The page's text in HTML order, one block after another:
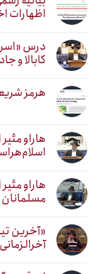
اظهارات
درس
کابالا و
هرمز
هاراو
هاراو
«آخرین